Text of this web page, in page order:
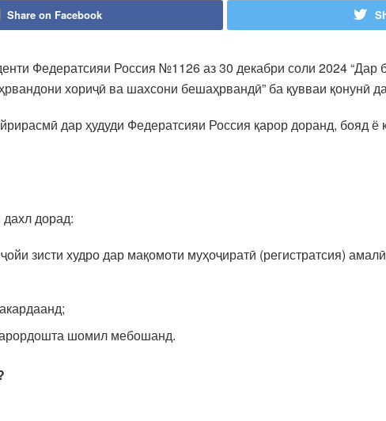
Share on Facebook
Федератсияи Россия №1126 аз 30 декабри соли 2024 “Дар
хориҷӣ ва шахсони бешаҳрвандӣ” ба қувваи қонунӣ
дар ҳудуди Федератсияи Россия қарор доранд, бояд
дорад:
зисти худро дар мақомоти муҳоҷиратӣ (регистратсия)
шомил мебошанд.